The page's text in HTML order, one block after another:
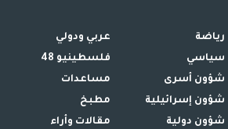
رياضة
سياسي
شؤون أسرى
شؤون إسرائيلية
شؤون دولية
عربي ودولي
فلسطينيو 48
مساعدات
مطبخ
مقالات وأراء